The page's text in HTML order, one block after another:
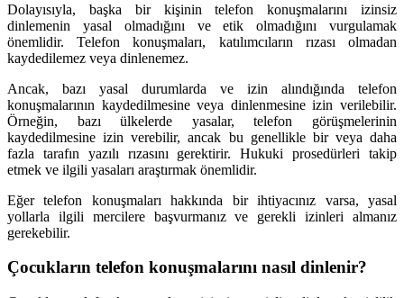
Dolayısıyla, başka bir kişinin telefon konuşmalarını izinsiz
dinlemenin yasal olmadığını ve etik olmadığını vurgulamak
önemlidir. Telefon konuşmaları, katılımcıların rızası olmadan
kaydedilemez veya dinlenemez.
Ancak, bazı yasal durumlarda ve izin alındığında telefon
konuşmalarının kaydedilmesine veya dinlenmesine izin verilebilir.
Örneğin, bazı ülkelerde yasalar, telefon görüşmelerinin
kaydedilmesine izin verebilir, ancak bu genellikle bir veya daha
fazla tarafın yazılı rızasını gerektirir. Hukuki prosedürleri takip
etmek ve ilgili yasaları araştırmak önemlidir.
Eğer telefon konuşmaları hakkında bir ihtiyacınız varsa, yasal
yollarla ilgili mercilere başvurmanız ve gerekli izinleri almanız
gerekebilir.
Çocukların telefon konuşmalarını nasıl dinlenir?